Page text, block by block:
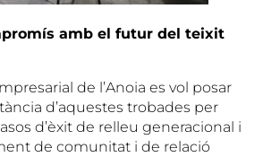
amb el futur del teixit
de l’Anoia es vol posar
d’aquestes trobades per
d’èxit de relleu generacional i
de comunitat i de relació